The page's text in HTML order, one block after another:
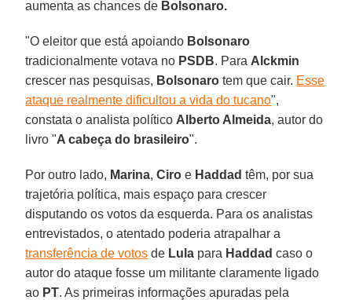
aumenta as chances de Bolsonaro.
"O eleitor que está apoiando Bolsonaro
tradicionalmente votava no PSDB. Para Alckmin
crescer nas pesquisas, Bolsonaro tem que cair. Esse
ataque realmente dificultou a vida do tucano",
constata o analista político Alberto Almeida, autor do
livro "A cabeça do brasileiro".
Por outro lado, Marina, Ciro e Haddad têm, por sua
trajetória política, mais espaço para crescer
disputando os votos da esquerda. Para os analistas
entrevistados, o atentado poderia atrapalhar a
transferência de votos de Lula para Haddad caso o
autor do ataque fosse um militante claramente ligado
ao PT. As primeiras informações apuradas pela